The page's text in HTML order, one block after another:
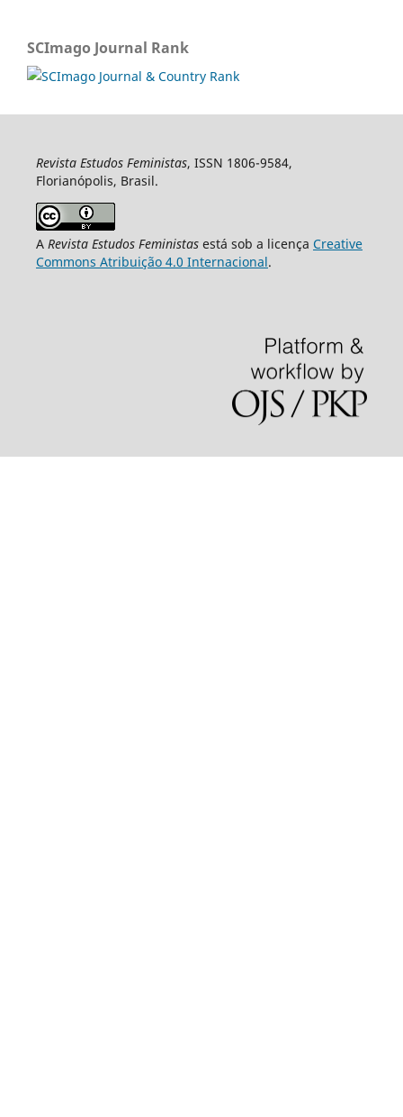
SCImago Journal Rank
Revista Estudos Feministas, ISSN 1806-9584,
Florianópolis, Brasil.
A Revista Estudos Feministasestá sob a licença Creative
Commons Atribuição 4.0 Internacional.